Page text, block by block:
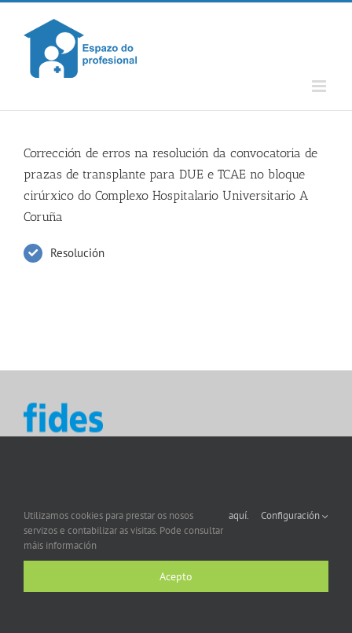
Skip
content
Corrección de erros na resolución da convocatoria de
prazas de transplante para DUE e TCAE no bloque
cirúrxico do Complexo Hospitalario Universitario A
Coruña
Resolución
Utilizamos cookies para prestar os nosos
servizos e contabilizar as visitas. Pode consultar
máis información
aquí. Configuración
Acepto